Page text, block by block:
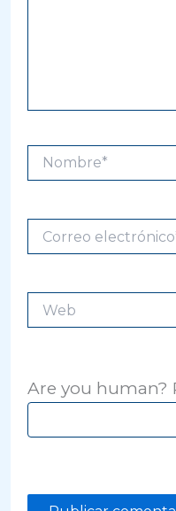
Nombre*
electrónico*
Are you human?